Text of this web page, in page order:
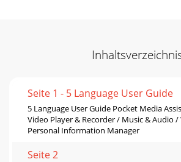
Seite 1 - 5 Language User Guide
5 Language User Guide Pocket Media
Video Player & Recorder / Music & Audio
Personal Information Manager
Seite 2